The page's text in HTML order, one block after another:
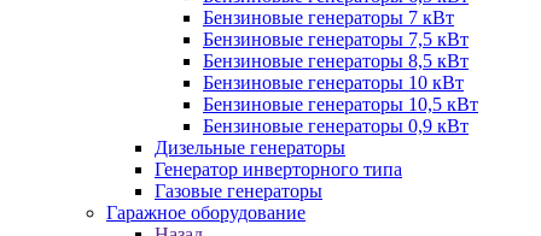
Бензиновые генераторы 7 кВт
Бензиновые генераторы 7,5 кВт
Бензиновые генераторы 8,5 кВт
Бензиновые генераторы 10 кВт
Бензиновые генераторы 10,5 кВт
Бензиновые генераторы 0,9 кВт
Дизельные генераторы
Генератор инверторного типа
Газовые генераторы
Гаражное оборудование